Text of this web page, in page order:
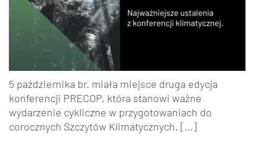
5 października br. miała miejsce druga edycja
konferencji PRECOP, która stanowi ważne
wydarzenie cykliczne w przygotowaniach do
corocznych Szczytów Klimatycznych. […]